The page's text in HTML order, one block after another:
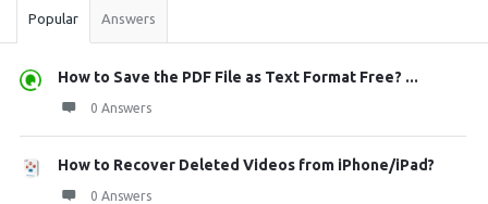
Popular Answers
How to Save the PDF File as Text Format Free? ...
0 Answers
How to Recover Deleted Videos from iPhone/iPad?
0 Answers